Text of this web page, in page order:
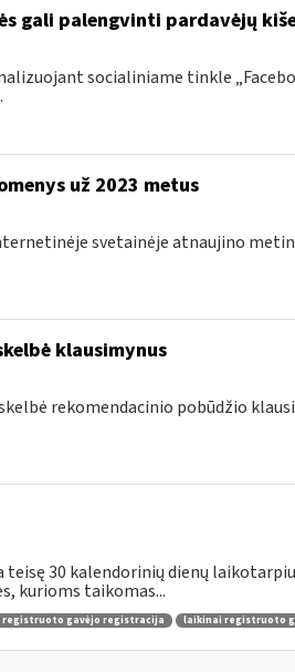
gali palengvinti pardavėjų
socialiniame tinkle
už 2023 metus
svetainėje atnaujino
klausimynus
rekomendacinio pobūdžio
30 kalendorinių dienų
kurioms taikomas...
gavėjo registracija laikinai registruoto